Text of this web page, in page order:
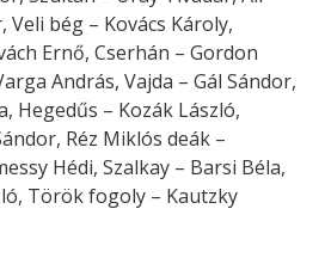
Veli bég – Kovács Károly,
Ernő, Cserhán – Gordon
András, Vajda – Gál Sándor,
Hegedűs – Kozák László,
Réz Miklós deák –
Hédi, Szalkay – Barsi Béla,
Török fogoly – Kautzky